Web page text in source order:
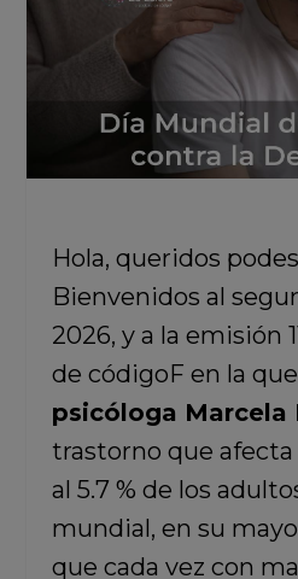
Hola, queridos
Bienvenidos al
2026, y a la emisión
de códigoF en la
psicóloga Marcela
trastorno que
al 5.7 % de los
mundial, en su
que cada vez con